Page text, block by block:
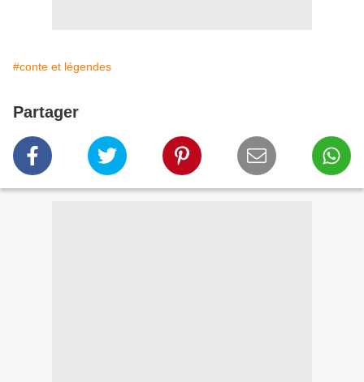
#conte et légendes
Partager